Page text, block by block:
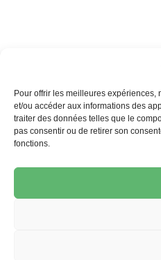
Pour offrir les meilleures
et/ou accéder aux informations des
traiter des données telles que le
pas consentir ou de retirer son
fonctions.